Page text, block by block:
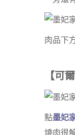
肉品下
【可
點墨妃
燒肉很